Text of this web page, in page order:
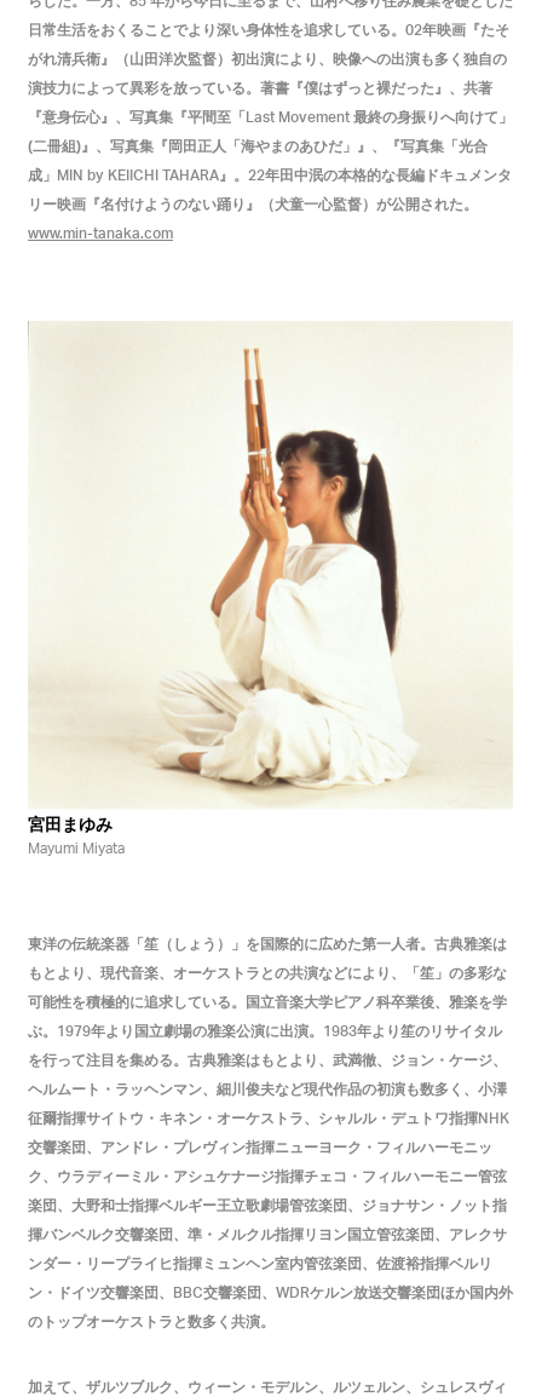
日常生活をおくることでより深い身体性を追求している。 02年映画『たそ
がれ清兵衛』（山田洋次監督）初出演により、映像への出演も多く独自の
演技力によって異彩を放っている。著書『僕はずっと裸だった』、共著
『意身伝心』、写真集『平間至「
Last Movement 最終の身振りへ向けて」
(二冊組)』、写真集『岡田正人「海やまのあひだ」』、『写真集「光合
成」
MIN by KEIICHI TAHARA』。 22年田中泯の本格的な長編ドキュメンタ
リー映画『名付けようのない踊り』（犬童一心監督）が公開された。
www.min-tanaka.com
宮田まゆみ
Mayumi Miyata
東洋の伝統楽器「笙（しょう）」を国際的に広めた第一人者。古典雅楽は
もとより、現代音楽、オーケストラとの共演などにより、「笙」の多彩な
可能性を積極的に追求している。国立音楽大学ピアノ科卒業後、雅楽を学
ぶ。
1979年より国立劇場の雅楽公演に出演。 1983年より笙のリサイタル
を行って注目を集める。古典雅楽はもとより、武満徹、ジョン・ケージ、
ヘルムート・ラッヘンマン、細川俊夫など現代作品の初演も数多く、小澤
征爾指揮サイトウ・キネン・オーケストラ、シャルル・デュトワ指揮NHK
交響楽団、アンドレ・プレヴィン指揮ニューヨーク・フィルハーモニッ
ク、ウラディーミル・アシュケナージ指揮チェコ・フィルハーモニー管弦
楽団、大野和士指揮ベルギー王立歌劇場管弦楽団、ジョナサン・ノット指
揮バンベルク交響楽団、準・メルクル指揮リヨン国立管弦楽団、アレクサ
ンダー・リープライヒ指揮ミュンヘン室内管弦楽団、佐渡裕指揮ベルリ
ン・ドイツ交響楽団、
BBC交響楽団、 WDRケルン放送交響楽団ほか国内外
のトップオーケストラと数多く共演。
加えて、ザルツブルク、ウィーン・モデルン、ルツェルン、シュレスヴィ